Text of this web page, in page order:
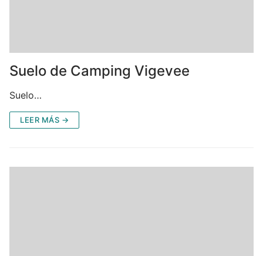
Suelo de Camping Vigevee
Suelo…
LEER MÁS →